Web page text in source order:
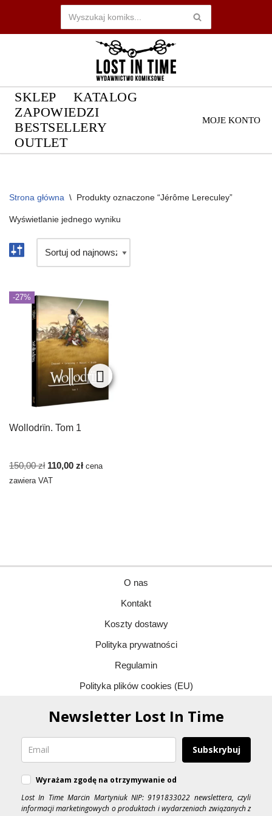
Przejdź
SKLEP
KATALOG
ZAPOWIEDZI
BESTSELLERY
OUTLET
MOJE KONTO
Strona główna \ Produkty oznaczone “Jérôme Lereculey”
Wyświetlanie jednego wyniku
-27%
Wollodrïn. Tom 1
150,00zł 110,00 zł cena
zawiera VAT
O nas
Kontakt
Koszty dostawy
Polityka prywatności
Regulamin
Polityka plików cookies (EU)
Newsletter Lost In Time
Subskrybuj
Wyrażam zgodę na otrzymywanie od
Lost In Time Marcin Martyniuk NIP: 9191833022 newslettera, czyli
informacji marketingowych o produktach i wydarzeniach związanych z